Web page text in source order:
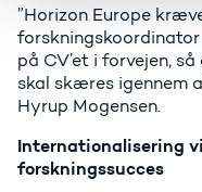
”Horizon Europe
på CV’et i forvejen,
skal skæres igennem
Hyrup Mogensen.
Internationalisering
forskningssucces